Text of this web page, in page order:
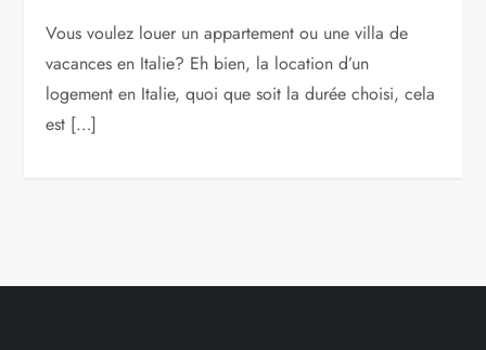
Vous voulez louer un appartement ou une villa de
vacances en Italie? Eh bien, la location d’un
logement en Italie, quoi que soit la durée choisi, cela
est […]